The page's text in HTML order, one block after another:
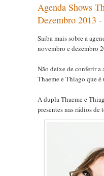
Agenda Shows
Dezembro 2013
Saiba mais sobre a
novembro e dezembro
Não deixe de conferir a
Thaeme e Thiago que
A dupla Thaeme e
presentes nas rádios